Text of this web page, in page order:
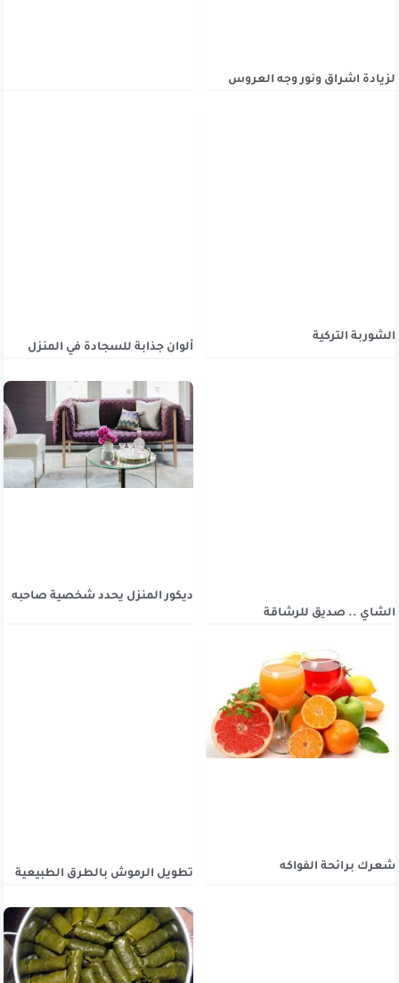
لزيادة اشراق ونور وجه العروس
الشوربة التركية
ألوان جذابة للسجادة في المنزل
الشاي .. صديق للرشاقة
ديكور المنزل يحدد شخصية صاحبه
شعرك برائحة الفواكه
تطويل الرموش بالطرق الطبيعية